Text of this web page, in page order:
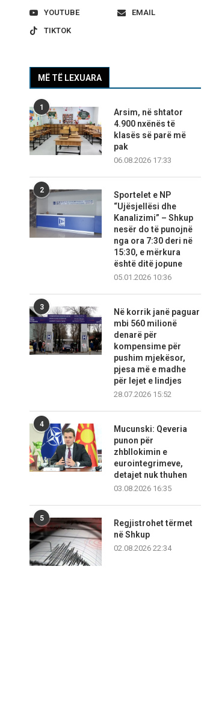
YOUTUBE
EMAIL
TIKTOK
MË TË LEXUARA
1
Arsim, në shtator
4.900 nxënës të
klasës së parë më
pak
06.08.2026 17:33
2
Sportelet e NP
“Ujësjellësi dhe
Kanalizimi” – Shkup
nesër do të punojnë
nga ora 7:30 deri në
15:30, e mërkura
është ditë jopune
05.01.2026 10:36
3
Në korrik janë paguar
mbi 560 milionë
denarë për
kompensime për
pushim mjekësor,
pjesa më e madhe
për lejet e lindjes
28.07.2026 15:52
4
Mucunski: Qeveria
punon për
zhbllokimin e
eurointegrimeve,
detajet nuk thuhen
03.08.2026 16:35
5
Regjistrohet tërmet
në Shkup
02.08.2026 22:34